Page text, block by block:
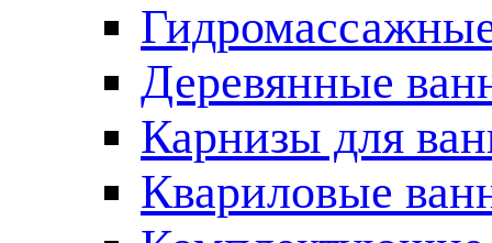
Деревянные
Карнизы для
Квариловые